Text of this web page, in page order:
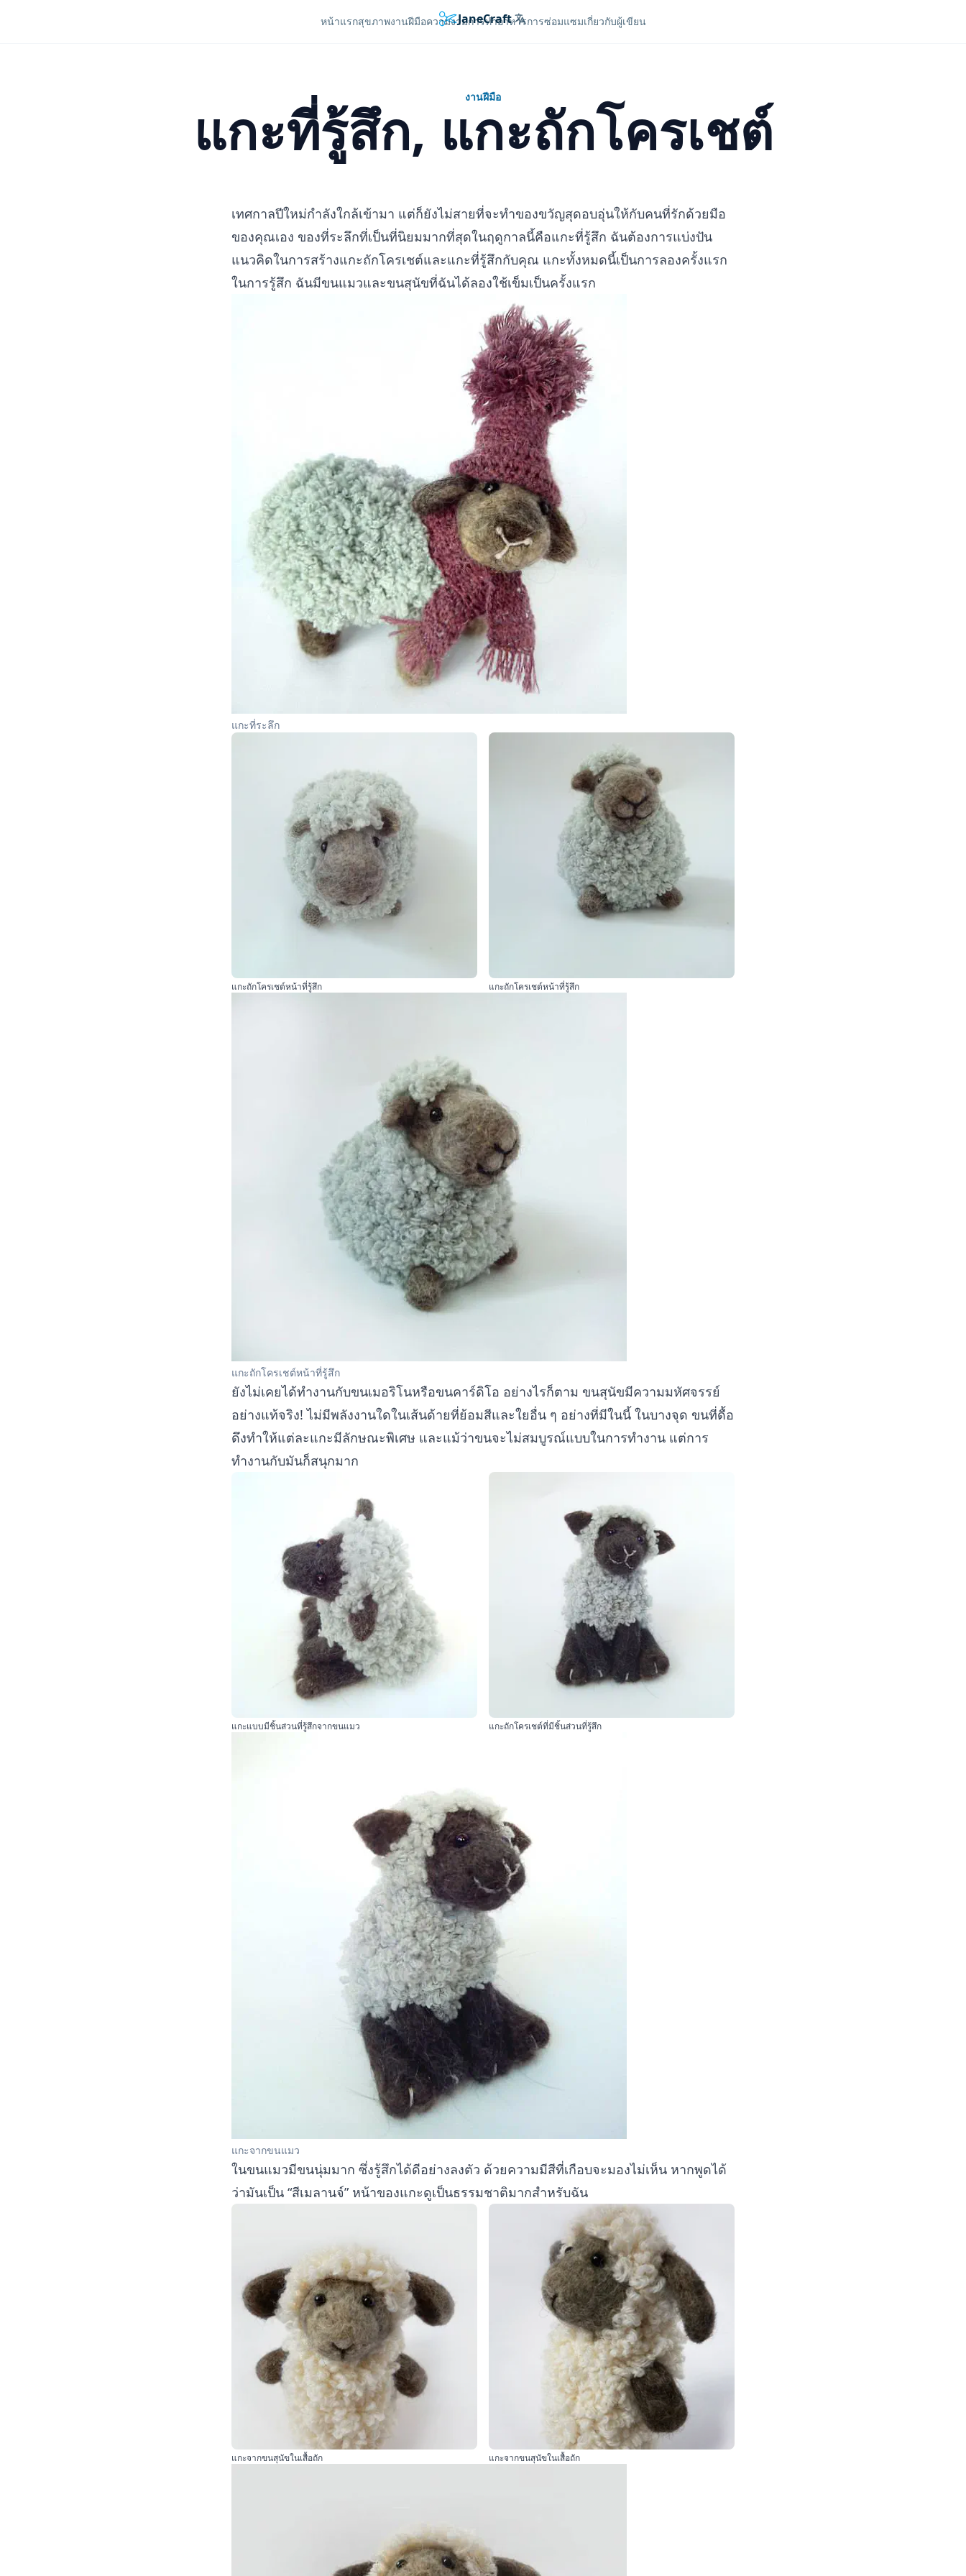
JaneCraft Languages
หน้าแรกสุขภาพงานฝีมือความงามการทำอาหารการซ่อมแซมเกี่ยวกับผู้เขียน
งานฝีมือ
แกะที่รู้สึก, แกะถักโครเชต์
เทศกาลปีใหม่กำลังใกล้เข้ามา แต่ก็ยังไม่สายที่จะทำของขวัญสุดอบอุ่นให้กับคนที่รักด้วยมือ
ของคุณเอง ของที่ระลึกที่เป็นที่นิยมมากที่สุดในฤดูกาลนี้คือแกะที่รู้สึก ฉันต้องการแบ่งปัน
แนวคิดในการสร้างแกะถักโครเชต์และแกะที่รู้สึกกับคุณ แกะทั้งหมดนี้เป็นการลองครั้งแรก
ในการรู้สึก ฉันมีขนแมวและขนสุนัขที่ฉันได้ลองใช้เข็มเป็นครั้งแรก
แกะที่ระลึก
แกะถักโครเชต์หน้าที่รู้สึก แกะถักโครเชต์หน้าที่รู้สึก
แกะถักโครเชต์หน้าที่รู้สึก
ยังไม่เคยได้ทำงานกับขนเมอริโนหรือขนคาร์ดิโอ อย่างไรก็ตาม ขนสุนัขมีความมหัศจรรย์
อย่างแท้จริง! ไม่มีพลังงานใดในเส้นด้ายที่ย้อมสีและใยอื่น ๆ อย่างที่มีในนี้ ในบางจุด ขนที่ดื้อ
ดึงทำให้แต่ละแกะมีลักษณะพิเศษ และแม้ว่าขนจะไม่สมบูรณ์แบบในการทำงาน แต่การ
ทำงานกับมันก็สนุกมาก
แกะแบบมีชิ้นส่วนที่รู้สึกจากขนแมว แกะถักโครเชต์ที่มีชิ้นส่วนที่รู้สึก
แกะจากขนแมว
ในขนแมวมีขนนุ่มมาก ซึ่งรู้สึกได้ดีอย่างลงตัว ด้วยความมีสีที่เกือบจะมองไม่เห็น หากพูดได้
ว่ามันเป็น “สีเมลานจ์” หน้าของแกะดูเป็นธรรมชาติมากสำหรับฉัน
แกะจากขนสุนัขในเสื้อถัก แกะจากขนสุนัขในเสื้อถัก